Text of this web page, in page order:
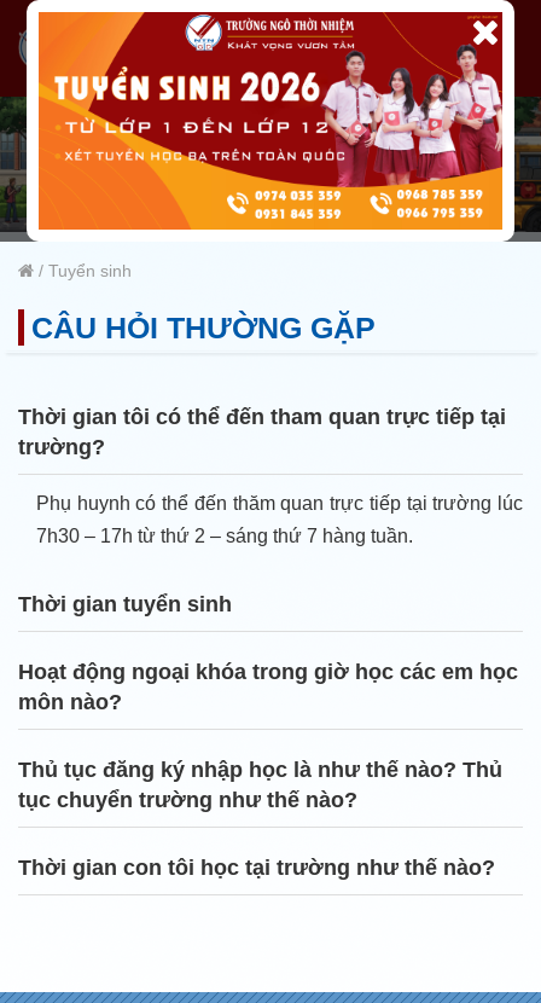
/ Tuyển sinh
CÂU HỎI THƯỜNG GẶP
Thời gian tôi có thể đến tham quan trực tiếp tại
trường?
Phụ huynh có thể đến thăm quan trực tiếp tại trường lúc
7h30 – 17h từ thứ 2 – sáng thứ 7 hàng tuần.
Thời gian tuyển sinh
Hoạt động ngoại khóa trong giờ học các em học
môn nào?
Thủ tục đăng ký nhập học là như thế nào? Thủ
tục chuyển trường như thế nào?
Thời gian con tôi học tại trường như thế nào?